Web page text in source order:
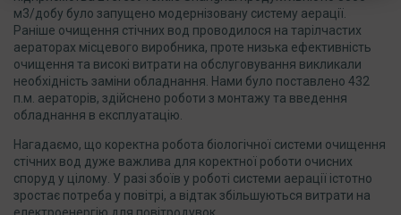
м3/добу було запущено модернізовану систему аерації.
Раніше очищення стічних вод проводилося на тарілчастих
аераторах місцевого виробника, проте низька ефективність
очищення та високі витрати на обслуговування викликали
необхідність заміни обладнання. Нами було поставлено 432
п.м. аераторів, здійснено роботи з монтажу та введення
обладнання в експлуатацію.
Нагадаємо, що коректна робота біологічної системи очищення
стічних вод дуже важлива для коректної роботи очисних
споруд у цілому. У разі збоїв у роботі системи аерації істотно
зростає потреба у повітрі, а відтак збільшуються витрати на